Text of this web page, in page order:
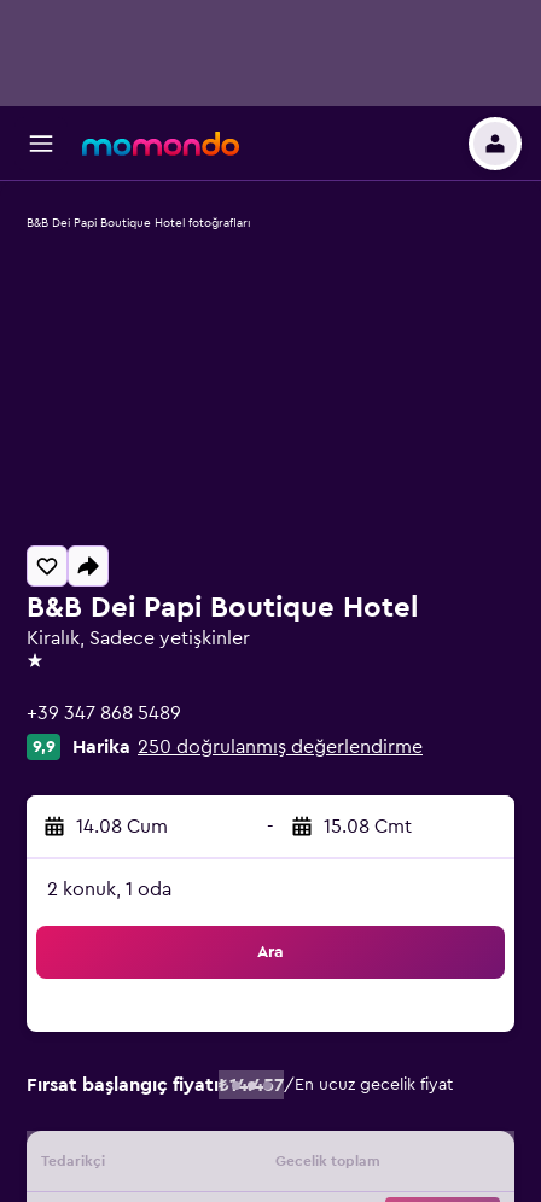
B&B Dei Papi Boutique Hotel
Kiralık, Sadece yetişkinler
1 yıldız
+39 347 868 5489
9,9 Harika 250 doğrulanmış değerlendirme
14.08 Cum - 15.08 Cmt
2 konuk, 1 oda
Ara
Fırsat başlangıç fiyatı₺14.457/ En ucuz gecelik fiyat
Tedarikçi Gecelik toplam
B&B Dei Papi Boutique Hotel fotoğrafları